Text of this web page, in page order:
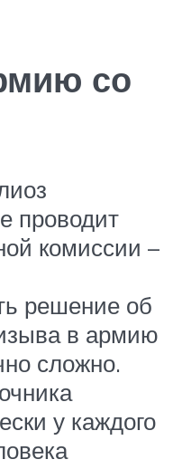
со
проводит
комиссии –
решение об
в армию
сложно.
у каждого